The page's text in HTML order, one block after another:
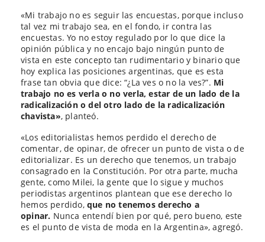
«Mi trabajo no es seguir las encuestas, porque incluso
tal vez mi trabajo sea, en el fondo, ir contra las
encuestas. Yo no estoy regulado por lo que dice la
opinión pública y no encajo bajo ningún punto de
vista en este concepto tan rudimentario y binario que
hoy explica las posiciones argentinas, que es esta
frase tan obvia que dice: “¿La ves o no la ves?”. Mi
trabajo no es verla o no verla, estar de un lado de la
radicalización o del otro lado de la radicalización
chavista», planteó.
«Los editorialistas hemos perdido el derecho de
comentar, de opinar, de ofrecer un punto de vista o de
editorializar. Es un derecho que tenemos, un trabajo
consagrado en la Constitución. Por otra parte, mucha
gente, como Milei, la gente que lo sigue y muchos
periodistas argentinos plantean que ese derecho lo
hemos perdido,que no tenemos derecho a
opinar. Nunca entendí bien por qué, pero bueno, este
es el punto de vista de moda en la Argentina», agregó.